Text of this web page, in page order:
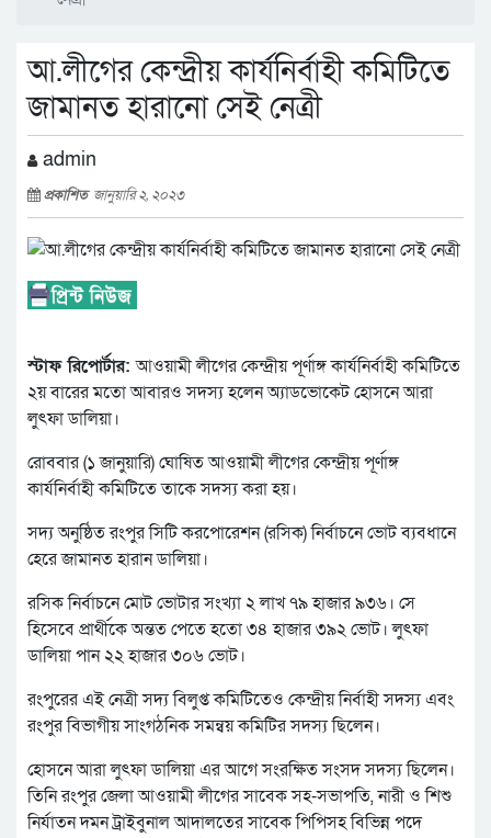
আ.লীগের কেন্দ্রীয় কার্যনির্বাহী কমিটিতে
জামানত হারানো সেই নেত্রী
admin
প্রকাশিত জানুয়ারি ২, ২০২৩
স্টাফ রিপোর্টার:আওয়ামী লীগের কেন্দ্রীয় পূর্ণাঙ্গ কার্যনির্বাহী কমিটিতে
২য় বারের মতো আবারও সদস্য হলেন অ্যাডভোকেট হোসনে আরা
লুৎফা ডালিয়া।
রোববার (১ জানুয়ারি) ঘোষিত আওয়ামী লীগের কেন্দ্রীয় পূর্ণাঙ্গ
কার্যনির্বাহী কমিটিতে তাকে সদস্য করা হয়।
সদ্য অনুষ্ঠিত রংপুর সিটি করপোরেশন (রসিক) নির্বাচনে ভোট ব্যবধানে
হেরে জামানত হারান ডালিয়া।
রসিক নির্বাচনে মোট ভোটার সংখ্যা ২ লাখ ৭৯ হাজার ৯৩৬। সে
হিসেবে প্রার্থীকে অন্তত পেতে হতো ৩৪ হাজার ৩৯২ ভোট। লুৎফা
ডালিয়া পান ২২ হাজার ৩০৬ ভোট।
রংপুরের এই নেত্রী সদ্য বিলুপ্ত কমিটিতেও কেন্দ্রীয় নির্বাহী সদস্য এবং
রংপুর বিভাগীয় সাংগঠনিক সমন্বয় কমিটির সদস্য ছিলেন।
হোসনে আরা লুৎফা ডালিয়া এর আগে সংরক্ষিত সংসদ সদস্য ছিলেন।
তিনি রংপুর জেলা আওয়ামী লীগের সাবেক সহ-সভাপতি, নারী ও শিশু
নির্যাতন দমন ট্রাইবুনাল আদালতের সাবেক পিপিসহ বিভিন্ন পদে